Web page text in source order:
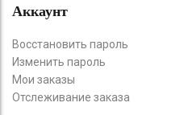
Аккаунт
Восстановить пароль
Изменить пароль
Мои заказы
Отслеживание заказа